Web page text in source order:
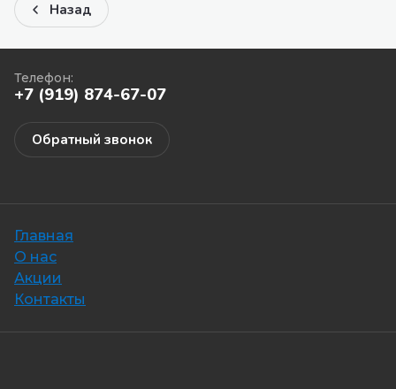
Назад
Телефон:
+7 (919) 874-67-07
Обратный звонок
Главная
О нас
Акции
Контакты